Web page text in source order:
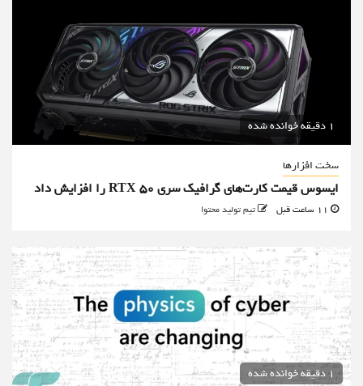
1 دقیقه خوانده شده
سخت افزارها
ایسوس قیمت کارت‌های گرافیک سری RTX 50 را افزایش داد
تیم تولید محتوا
1 دقیقه خوانده شده